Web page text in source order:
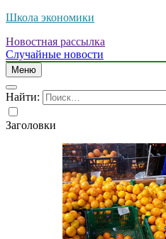
Школа экономики
Новостная рассылка
Случайные новости
Меню
Найти:
Заголовки